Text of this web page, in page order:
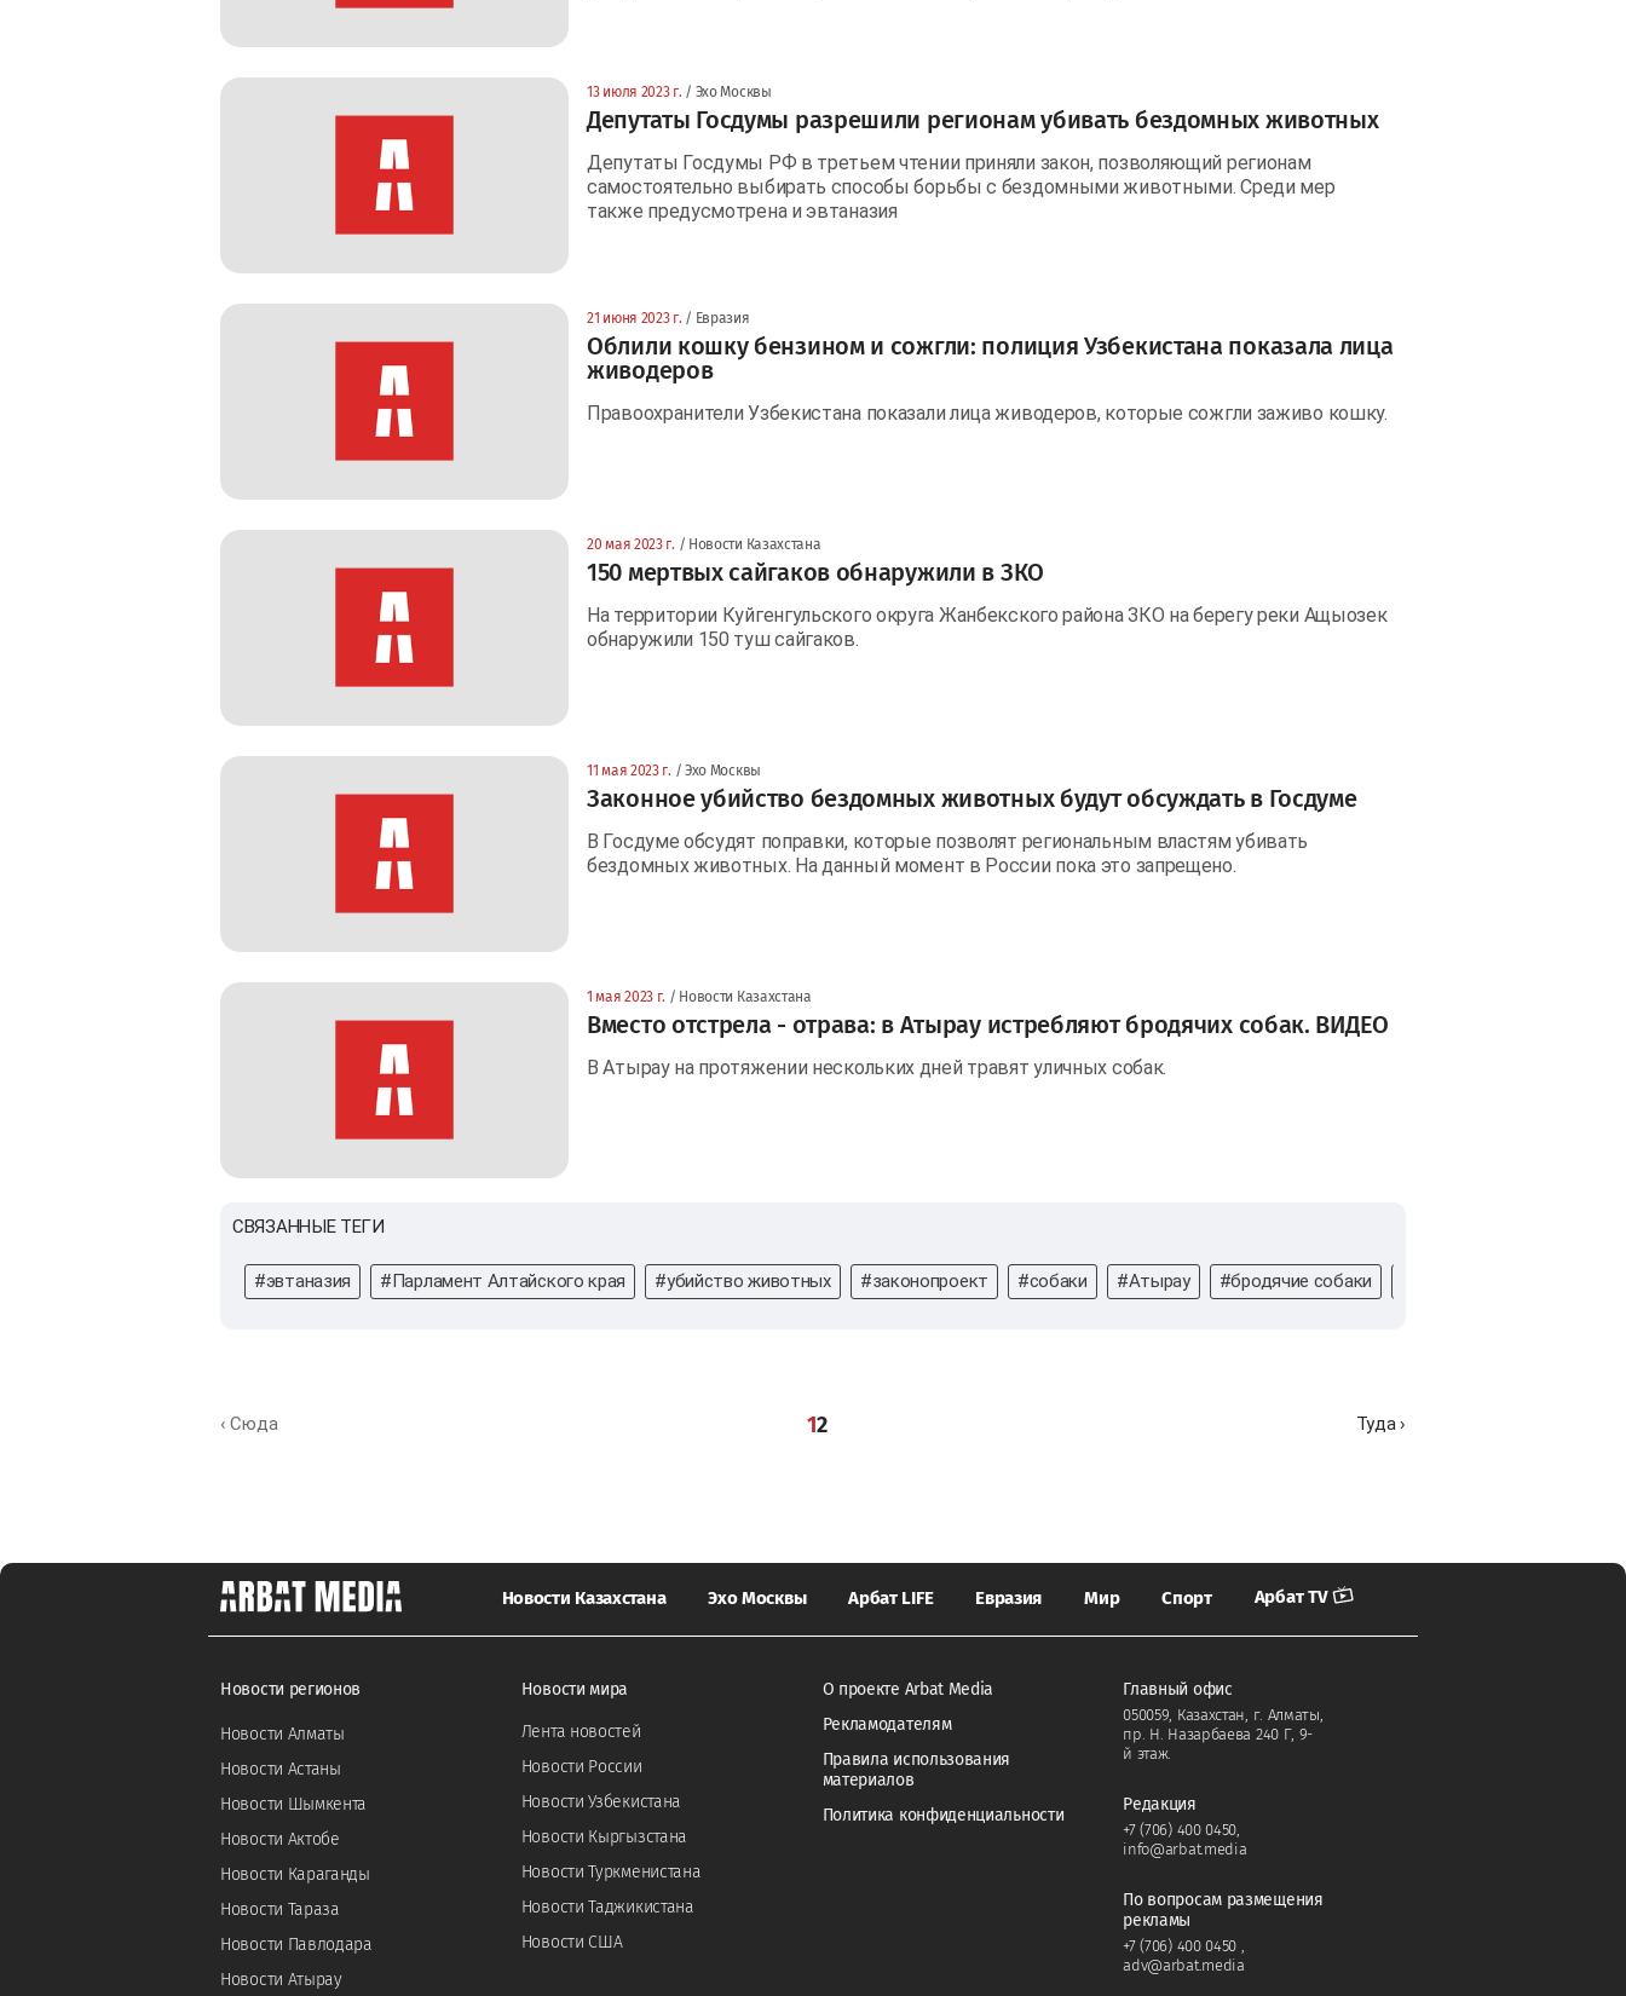
13 июля 2023 г. / Эхо Москвы
Депутаты Госдумы разрешили регионам убивать бездомных животных
Депутаты Госдумы РФ в третьем чтении приняли закон, позволяющий регионам
самостоятельно выбирать способы борьбы с бездомными животными. Среди мер
также предусмотрена и эвтаназия
21 июня 2023 г. / Евразия
Облили кошку бензином и сожгли: полиция Узбекистана показала лица
живодеров
Правоохранители Узбекистана показали лица живодеров, которые сожгли заживо кошку.
20 мая 2023 г. / Новости Казахстана
150 мертвых сайгаков обнаружили в ЗКО
На территории Куйгенгульского округа Жанбекского района ЗКО на берегу реки Ащыозек
обнаружили 150 туш сайгаков.
11 мая 2023 г. / Эхо Москвы
Законное убийство бездомных животных будут обсуждать в Госдуме
В Госдуме обсудят поправки, которые позволят региональным властям убивать
бездомных животных. На данный момент в России пока это запрещено.
1 мая 2023 г. / Новости Казахстана
Вместо отстрела - отрава: в Атырау истребляют бродячих собак. ВИДЕО
В Атырау на протяжении нескольких дней травят уличных собак.
СВЯЗАННЫЕ ТЕГИ
#эвтаназия #Парламент Алтайского края #убийство животных #законопроект #собаки #Атырау #бродячие собаки
‹ Сюда 12 Туда ›
Новости Казахстана Эхо Москвы Арбат LIFE Евразия Мир Спорт Арбат TV
Новости регионов
Новости Алматы
Новости Астаны
Новости Шымкента
Новости Актобе
Новости Караганды
Новости Тараза
Новости Павлодара
Новости Атырау
Новости мира
Лента новостей
Новости России
Новости Узбекистана
Новости Кыргызстана
Новости Туркменистана
Новости Таджикистана
Новости США
О проекте Arbat Media
Рекламодателям
Правила использования
материалов
Политика конфиденциальности
Главный офис
050059, Казахстан, г. Алматы,
пр. Н. Назарбаева 240 Г, 9-
й этаж.
Редакция
+7 (706) 400 0450
info@arbat.media
По вопросам размещения
рекламы
+7 (706) 400 0450
adv@arbat.media